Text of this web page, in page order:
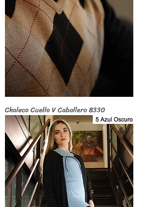
Chaleco Cuello V Caballero 8330